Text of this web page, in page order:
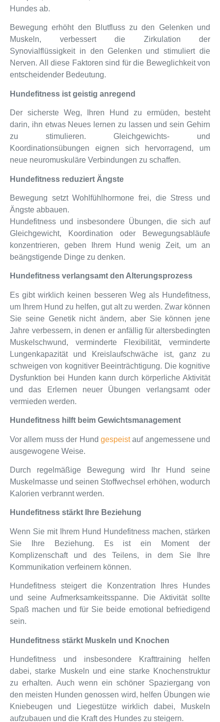
Hundes ab.
Bewegung erhöht den Blutfluss zu den Gelenken und
Muskeln, verbessert die Zirkulation der
Synovialflüssigkeit in den Gelenken und stimuliert die
Nerven. All diese Faktoren sind für die Beweglichkeit von
entscheidender Bedeutung.
Hundefitness ist geistig anregend
Der sicherste Weg, Ihren Hund zu ermüden, besteht
darin, ihn etwas Neues lernen zu lassen und sein Gehirn
zu stimulieren. Gleichgewichts- und
Koordinationsübungen eignen sich hervorragend, um
neue neuromuskuläre Verbindungen zu schaffen.
Hundefitness reduziert Ängste
Bewegung setzt Wohlfühlhormone frei, die Stress und
Ängste abbauen.
Hundefitness und insbesondere Übungen, die sich auf
Gleichgewicht, Koordination oder Bewegungsabläufe
konzentrieren, geben Ihrem Hund wenig Zeit, um an
beängstigende Dinge zu denken.
Hundefitness verlangsamt den Alterungsprozess
Es gibt wirklich keinen besseren Weg als Hundefitness,
um Ihrem Hund zu helfen, gut alt zu werden. Zwar können
Sie seine Genetik nicht ändern, aber Sie können jene
Jahre verbessern, in denen er anfällig für altersbedingten
Muskelschwund, verminderte Flexibilität, verminderte
Lungenkapazität und Kreislaufschwäche ist, ganz zu
schweigen von kognitiver Beeinträchtigung. Die kognitive
Dysfunktion bei Hunden kann durch körperliche Aktivität
und das Erlernen neuer Übungen verlangsamt oder
vermieden werden.
Hundefitness hilft beim Gewichtsmanagement
Vor allem muss der Hund gespeistauf angemessene und
ausgewogene Weise.
Durch regelmäßige Bewegung wird Ihr Hund seine
Muskelmasse und seinen Stoffwechsel erhöhen, wodurch
Kalorien verbrannt werden.
Hundefitness stärkt Ihre Beziehung
Wenn Sie mit Ihrem Hund Hundefitness machen, stärken
Sie Ihre Beziehung. Es ist ein Moment der
Komplizenschaft und des Teilens, in dem Sie Ihre
Kommunikation verfeinern können.
Hundefitness steigert die Konzentration Ihres Hundes
und seine Aufmerksamkeitsspanne. Die Aktivität sollte
Spaß machen und für Sie beide emotional befriedigend
sein.
Hundefitness stärkt Muskeln und Knochen
Hundefitness und insbesondere Krafttraining helfen
dabei, starke Muskeln und eine starke Knochenstruktur
zu erhalten. Auch wenn ein schöner Spaziergang von
den meisten Hunden genossen wird, helfen Übungen wie
Kniebeugen und Liegestütze wirklich dabei, Muskeln
aufzubauen und die Kraft des Hundes zu steigern.